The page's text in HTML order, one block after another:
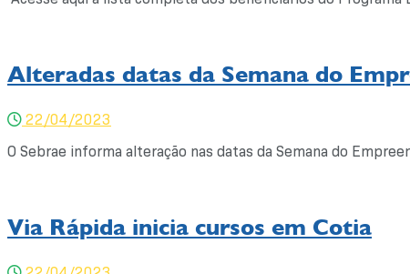
Alteradas datas da Semana do
22/04/2023
O Sebrae informa alteração nas datas da Semana do
Via Rápida inicia cursos em Cotia